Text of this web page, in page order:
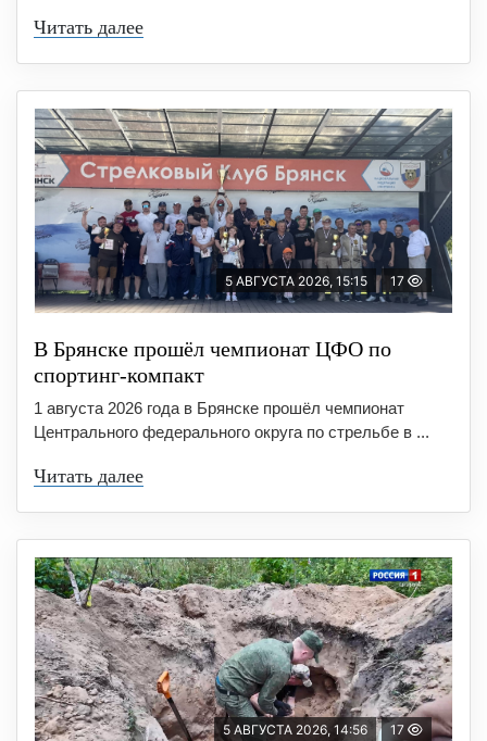
Читать далее
5 АВГУСТА 2026, 15:15 17
В Брянске прошёл чемпионат ЦФО по
спортинг-компакт
1 августа 2026 года в Брянске прошёл чемпионат
Центрального федерального округа по стрельбе в ...
Читать далее
5 АВГУСТА 2026, 14:56 17